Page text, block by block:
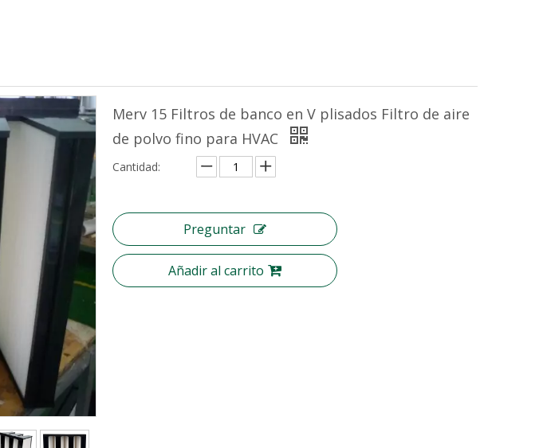
Merv 15 Filtros de banco en V plisados ​​Filtro de aire
de polvo fino para HVAC
Cantidad:
Preguntar
Añadir al carrito